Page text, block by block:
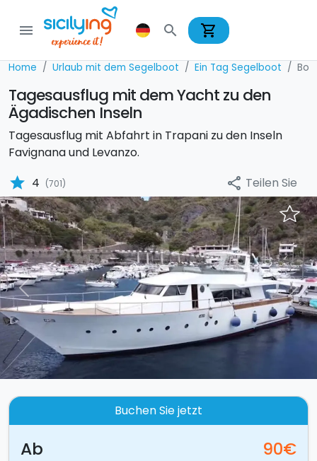
menu search shopping_cart
Home Urlaub mit dem Segelboot Ein Tag Segelboot
Tagesausflug mit dem Yacht zu den
Ägadischen Inseln
Tagesausflug mit Abfahrt in Trapani zu den Inseln
Favignana und Levanzo.
star 4 (701) share Teilen Sie
Previous Next
Buchen Sie jetzt
Ab 90€